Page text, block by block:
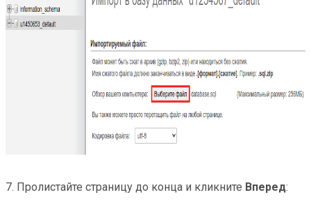
7. Пролистайте страницу до конца и кликните Вперед: